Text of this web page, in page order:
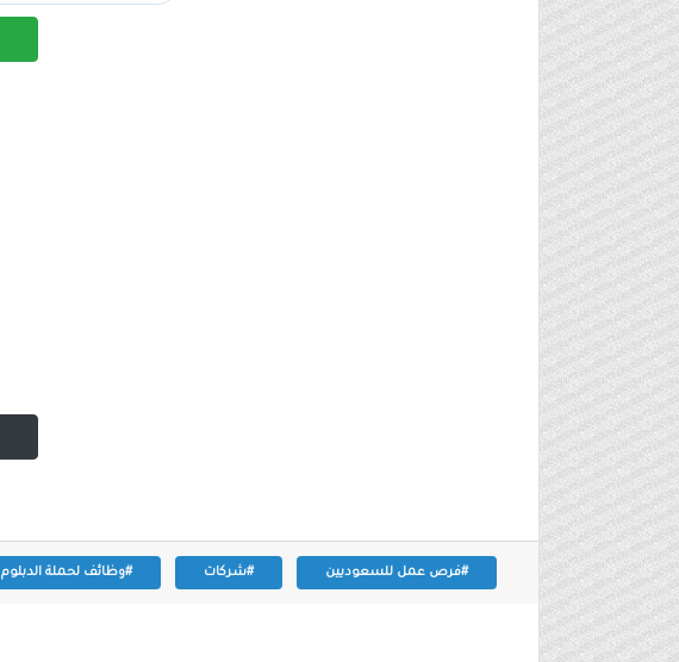
#فرص عمل للسعوديين #شركات #وظائف لحملة الدبلوم